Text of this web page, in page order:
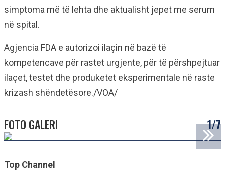
simptoma më të lehta dhe aktualisht jepet me serum
në spital.
Agjencia FDA e autorizoi ilaçin në bazë të
kompetencave për rastet urgjente, për të përshpejtuar
ilaçet, testet dhe produketet eksperimentale në raste
krizash shëndetësore./VOA/
FOTO GALERI 1/7
Top Channel